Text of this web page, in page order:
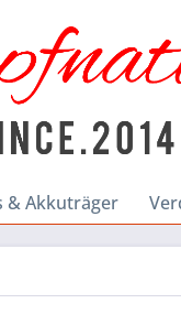
& Akkuträger